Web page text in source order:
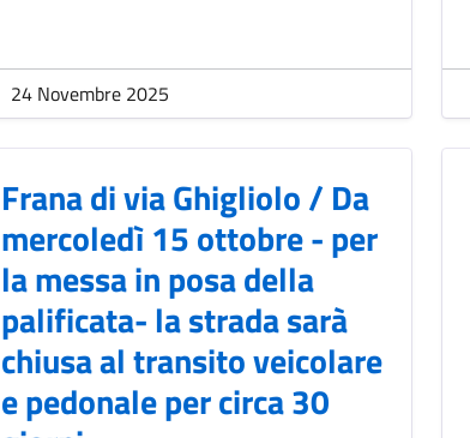
24 Novembre 2025
Frana di via Ghigliolo / Da
mercoledì 15 ottobre - per
la messa in posa della
palificata- la strada sarà
chiusa al transito veicolare
e pedonale per circa 30